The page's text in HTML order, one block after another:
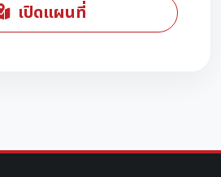
เปิดแผนที่